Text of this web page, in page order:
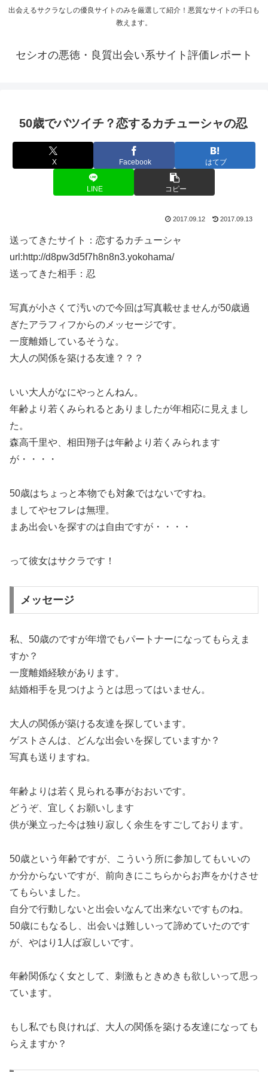
出会えるサクラなしの優良サイトのみを厳選して紹介！悪質なサイトの手口も
教えます。
セシオの悪徳・良質出会い系サイト評価レポート
50歳でバツイチ？恋するカチューシャの忍
X Facebook はてブ
LINE コピー
2017.09.12 2017.09.13
送ってきたサイト：恋するカチューシャ
url:http://d8pw3d5f7h8n8n3.yokohama/
送ってきた相手：忍
写真が小さくて汚いので今回は写真載せませんが50歳過
ぎたアラフィフからのメッセージです。
一度離婚しているそうな。
大人の関係を築ける友達？？？
いい大人がなにやっとんねん。
年齢より若くみられるとありましたが年相応に見えまし
た。
森高千里や、相田翔子は年齢より若くみられます
が・・・・
50歳はちょっと本物でも対象ではないですね。
ましてやセフレは無理。
まあ出会いを探すのは自由ですが・・・・
って彼女はサクラです！
メッセージ
私、50歳のですが年増でもパートナーになってもらえま
すか？
一度離婚経験があります。
結婚相手を見つけようとは思ってはいません。
大人の関係が築ける友達を探しています。
ゲストさんは、どんな出会いを探していますか？
写真も送りますね。
年齢よりは若く見られる事がおおいです。
どうぞ、宜しくお願いします
供が巣立った今は独り寂しく余生をすごしております。
50歳という年齢ですが、こういう所に参加してもいいの
か分からないですが、前向きにこちらからお声をかけさせ
てもらいました。
自分で行動しないと出会いなんて出来ないですものね。
50歳にもなるし、出会いは難しいって諦めていたのです
が、やはり1人ば寂しいです。
年齢関係なく女として、刺激もときめきも欲しいって思っ
ています。
もし私でも良ければ、大人の関係を築ける友達になっても
らえますか？